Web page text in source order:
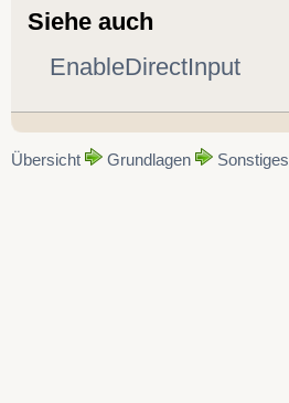
Siehe auch
EnableDirectInput
Übersicht Grundlagen Sonstiges